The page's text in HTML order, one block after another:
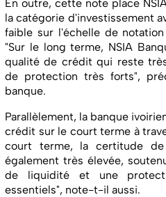
En outre, cette note place
la catégorie d'investissement
faible sur l'échelle de
"Sur le long terme, NSIA
qualité de crédit qui reste
de protection très forts",
banque.
Parallèlement, la banque
crédit sur le court terme à
court terme, la certitude de
également très élevée,
de liquidité et une
essentiels", note-t-il aussi.